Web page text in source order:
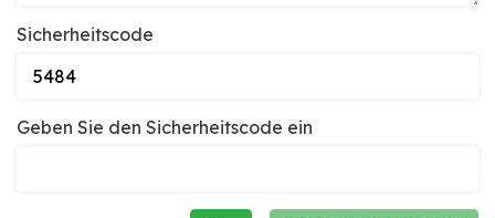
Sicherheitscode
Geben Sie den Sicherheitscode ein